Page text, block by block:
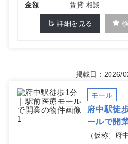
金額
賃貸 相談
詳細を見る
掲載日：2026/
モール
府中駅徒
ールで開
（仮称）府